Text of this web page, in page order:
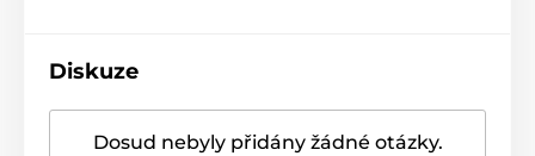
Diskuze
Dosud nebyly přidány žádné otázky.